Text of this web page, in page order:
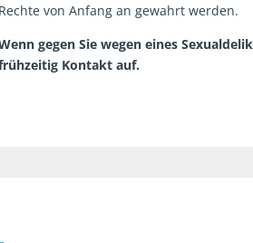
Rechte von Anfang an gewahrt werden.
gegen Sie wegen eines
Kontakt auf.